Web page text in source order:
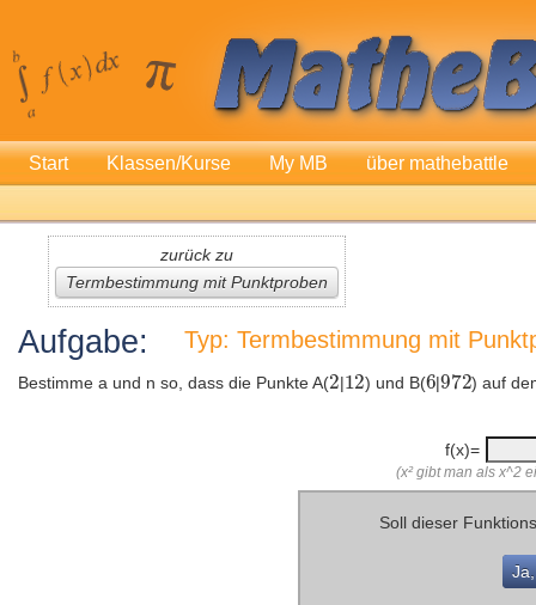
Start Klassen/Kurse My MB über mathebattle
zurück zu
Termbestimmung mit Punktproben
Aufgabe: Typ: Termbestimmung mit
Bestimme a und n so, dass die Punkte A( | ) und B( | ) auf
f(x)=
(x² gibt man als x^2
Soll dieser